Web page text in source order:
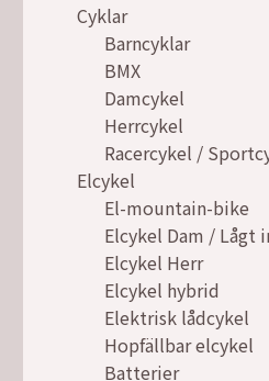
Cyklar
Barncyklar
BMX
Damcykel
Herrcykel
Racercykel /
Elcykel
El-mountain-bike
Elcykel Dam / Lågt
Elcykel Herr
Elcykel hybrid
Elektrisk lådcykel
Hopfällbar elcykel
Batterier